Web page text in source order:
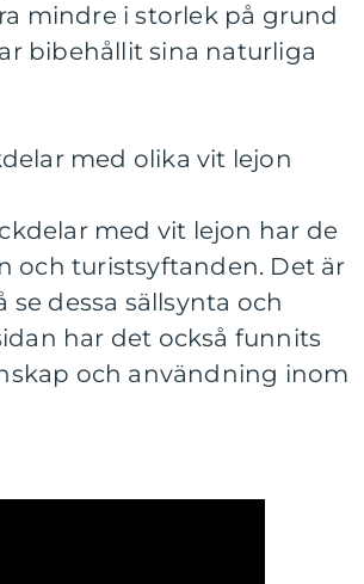
mindre i storlek på grund
bibehållit sina naturliga
med olika vit lejon
med vit lejon har de
och turistsyftanden. Det är
dessa sällsynta och
har det också funnits
och användning inom